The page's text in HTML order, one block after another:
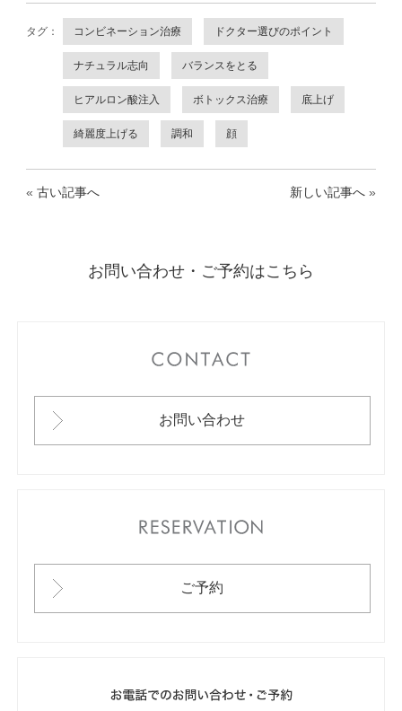
タグ： コンビネーション治療 ドクター選びのポイント
ナチュラル志向 バランスをとる
ヒアルロン酸注入 ボトックス治療 底上げ
綺麗度上げる 調和 顔
« 古い記事へ 新しい記事へ »
お問い合わせ・ご予約はこちら
お問い合わせ
ご予約